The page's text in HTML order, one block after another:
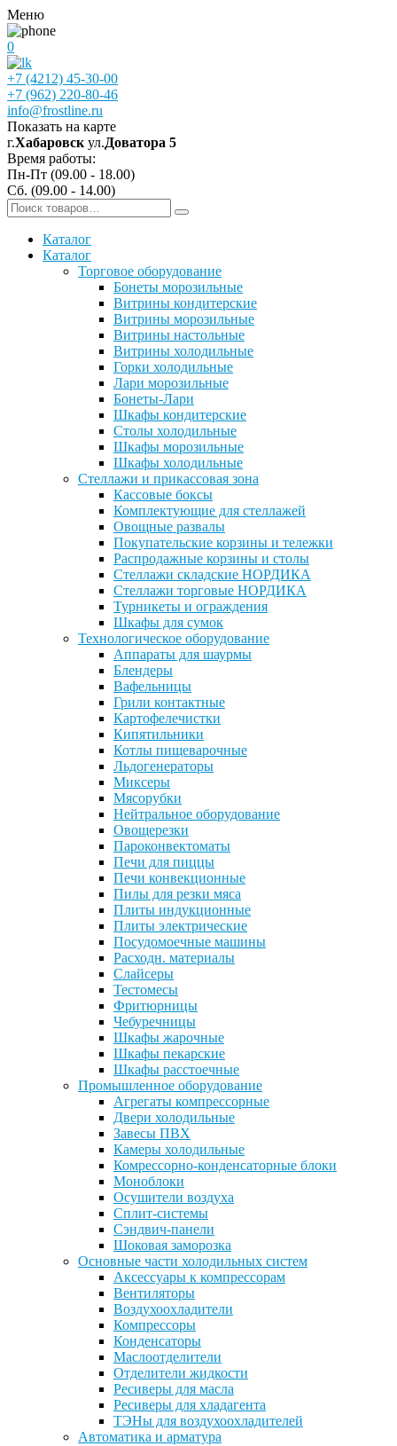
Меню
0
+7 (4212) 45-30-00
+7 (962) 220-80-46
info@frostline.ru
Показать на карте
г.Хабаровск ул.Доватора 5
Время работы:
Пн-Пт (09.00 - 18.00)
Сб. (09.00 - 14.00)
Каталог
Каталог
Торговое оборудование
Бонеты морозильные
Витрины кондитерские
Витрины морозильные
Витрины настольные
Витрины холодильные
Горки холодильные
Лари морозильные
Бонеты-Лари
Шкафы кондитерские
Столы холодильные
Шкафы морозильные
Шкафы холодильные
Стеллажи и прикассовая зона
Кассовые боксы
Комплектующие для стеллажей
Овощные развалы
Покупательские корзины и тележки
Распродажные корзины и столы
Стеллажи складские НОРДИКА
Стеллажи торговые НОРДИКА
Турникеты и ограждения
Шкафы для сумок
Технологическое оборудование
Аппараты для шаурмы
Блендеры
Вафельницы
Грили контактные
Картофелечистки
Кипятильники
Котлы пищеварочные
Льдогенераторы
Миксеры
Мясорубки
Нейтральное оборудование
Овощерезки
Пароконвектоматы
Печи для пиццы
Печи конвекционные
Пилы для резки мяса
Плиты индукционные
Плиты электрические
Посудомоечные машины
Расходн. материалы
Слайсеры
Тестомесы
Фритюрницы
Чебуречницы
Шкафы жарочные
Шкафы пекарские
Шкафы расстоечные
Промышленное оборудование
Агрегаты компрессорные
Двери холодильные
Завесы ПВХ
Камеры холодильные
Комрессорно-конденсаторные блоки
Моноблоки
Осушители воздуха
Сплит-системы
Сэндвич-панели
Шоковая заморозка
Основные части холодильных систем
Аксессуары к компрессорам
Вентиляторы
Воздухоохладители
Компрессоры
Конденсаторы
Маслоотделители
Отделители жидкости
Ресиверы для масла
Ресиверы для хладагента
ТЭНы для воздухоохладителей
Автоматика и арматура